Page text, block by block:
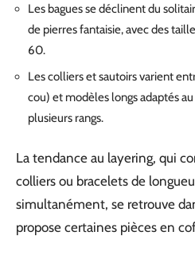
Les bagues se déclinent du
de pierres fantaisie, avec des
60.
Les colliers et sautoirs varient
cou) et modèles longs adaptés
plusieurs rangs.
La tendance au layering, qui
colliers ou bracelets de
simultanément, se retrouve
propose certaines pièces en